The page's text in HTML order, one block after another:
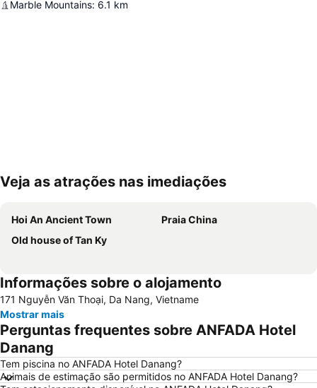
Marble Mountains: 6.1 km
Ampliar mapa
Veja as atrações nas imediações
Hoi An Ancient Town
Praia China
Old house of Tan Ky
Informações sobre o alojamento
171 Nguyễn Văn Thoại, Da Nang, Vietname
Mostrar mais
Perguntas frequentes sobre ANFADA Hotel
Danang
Tem piscina no ANFADA Hotel Danang?
Animais de estimação são permitidos no ANFADA Hotel Danang?